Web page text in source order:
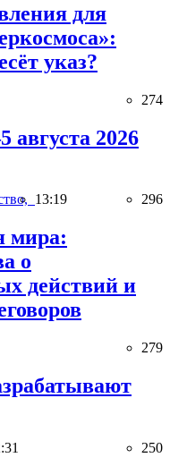
для
указ?
274
августа 2026
13:19 296
мира:
о
действий и
279
250